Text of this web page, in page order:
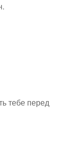
тебе перед